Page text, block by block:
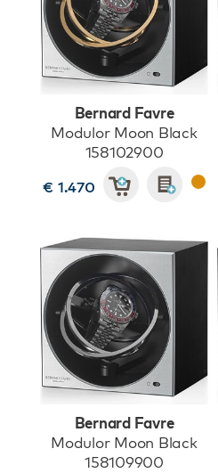
Bernard Favre
Modulor Moon Black
158102900
€ 1.470
Bernard Favre
Modulor Moon Black
158109900